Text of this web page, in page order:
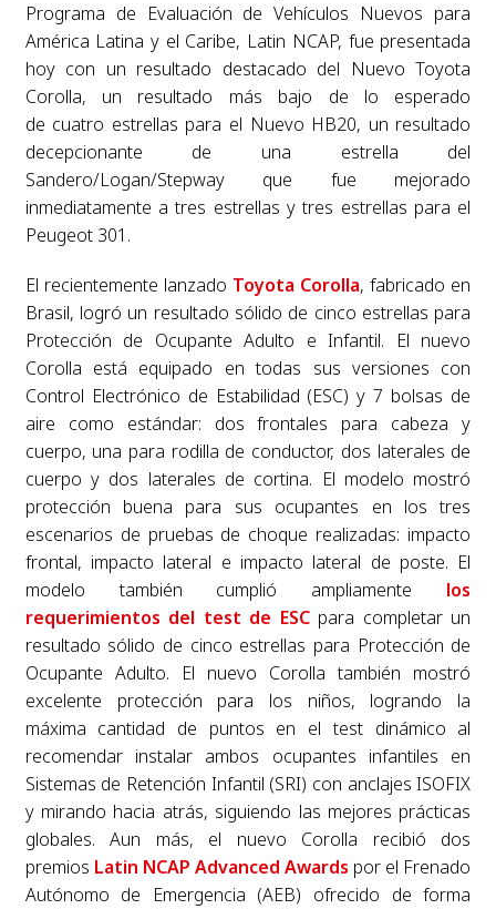
Programa de Evaluación de Vehículos Nuevos para
América Latina y el Caribe, Latin NCAP, fue presentada
hoy con un resultado destacado del Nuevo Toyota
Corolla, un resultado más bajo de lo esperado
de cuatro estrellas para el Nuevo HB20, un resultado
decepcionante de una estrella del
Sandero/Logan/Stepway que fue mejorado
inmediatamente a tres estrellas y tres estrellas para el
Peugeot 301.
El recientemente lanzado Toyota Corolla, fabricado en
Brasil, logró un resultado sólido de cinco estrellas para
Protección de Ocupante Adulto e Infantil. El nuevo
Corolla está equipado en todas sus versiones con
Control Electrónico de Estabilidad (ESC) y 7 bolsas de
aire como estándar: dos frontales para cabeza y
cuerpo, una para rodilla de conductor, dos laterales de
cuerpo y dos laterales de cortina. El modelo mostró
protección buena para sus ocupantes en los tres
escenarios de pruebas de choque realizadas: impacto
frontal, impacto lateral e impacto lateral de poste. El
modelo también cumplió ampliamente los
requerimientos del test de ESCpara completar un
resultado sólido de cinco estrellas para Protección de
Ocupante Adulto. El nuevo Corolla también mostró
excelente protección para los niños, logrando la
máxima cantidad de puntos en el test dinámico al
recomendar instalar ambos ocupantes infantiles en
Sistemas de Retención Infantil (SRI) con anclajes ISOFIX
y mirando hacia atrás, siguiendo las mejores prácticas
globales. Aun más, el nuevo Corolla recibió dos
premios Latin NCAP Advanced Awards por el Frenado
Autónomo de Emergencia (AEB) ofrecido de forma